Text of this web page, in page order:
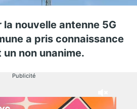
nouvelle antenne 5G
a pris connaissance
un non unanime.
Publicité